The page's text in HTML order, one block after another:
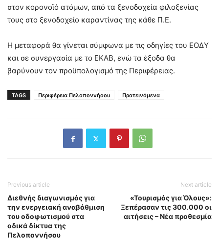
στον κορονοϊό ατόμων, από τα ξενοδοχεία φιλοξενίας
τους στο ξενοδοχείο καραντίνας της κάθε Π.Ε.
Η μεταφορά θα γίνεται σύμφωνα με τις οδηγίες του ΕΟΔΥ
και σε συνεργασία με το ΕΚΑΒ, ενώ τα έξοδα θα
βαρύνουν τον προϋπολογισμό της Περιφέρειας.
TAGS Περιφέρεια Πελοποννήοου Προτεινόμενα
Previous article
Διεθνής διαγωνισμός για
την ενεργειακή αναβάθμιση
του οδοφωτισμού στα
οδικά δίκτυα της
Πελοποννήσου
Next article
«Τουρισμός για Όλους»:
Ξεπέρασαν τις 300.000 οι
αιτήσεις – Νέα προθεσμία